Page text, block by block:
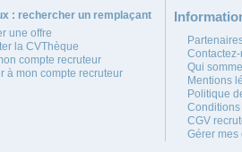
: rechercher un remplaçant
une offre
la CVThèque
compte recruteur
à mon compte recruteur
Qui
Mentions
Politique
CGV
Gérer mes